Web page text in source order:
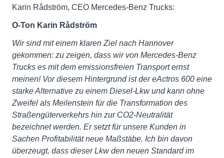
Karin Rådström, CEO Mercedes-Benz Trucks:
O-Ton Karin Rådström
Wir sind mit einem klaren Ziel nach Hannover
gekommen: zu zeigen, dass wir von Mercedes-Benz
Trucks es mit dem emissionsfreien Transport ernst
meinen! Vor diesem Hintergrund ist der eActros 600 eine
starke Alternative zu einem Diesel-Lkw und kann ohne
Zweifel als Meilenstein für die Transformation des
Straßengüterverkehrs hin zur CO2-Neutralität
bezeichnet werden. Er setzt für unsere Kunden in
Sachen Profitabilität neue Maßstäbe. Ich bin davon
überzeugt, dass dieser Lkw den neuen Standard im